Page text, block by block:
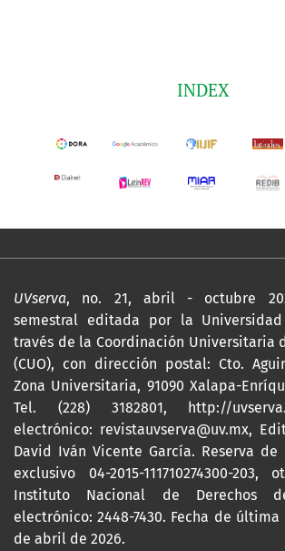
INDEX
UVserva, no. 21, abril - octubre
semestral editada por la Universidad
través de la Coordinación Universitaria
(CUO), con dirección postal: Cto.
Zona Universitaria, 91090 Xalapa-
Tel. (228) 3182801,
http://
electrónico: revistauvserva@uv.mx,
David Iván Vicente García. Reserva
exclusivo 04-2015-111710274300-
Instituto Nacional de Derechos
electrónico: 2448-7430. Fecha de
de abril de 2026.